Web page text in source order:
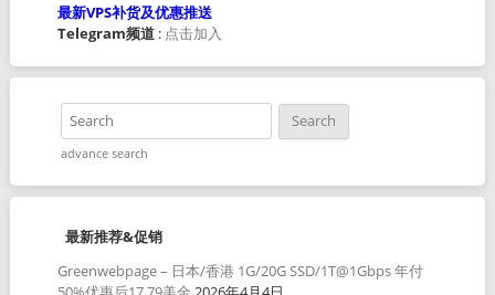
最新VPS补货及优惠推送
Telegram频道: 点击加入
advance search
最新推荐&促销
Greenwebpage – 日本/香港 1G/20G SSD/1T@1Gbps 年付